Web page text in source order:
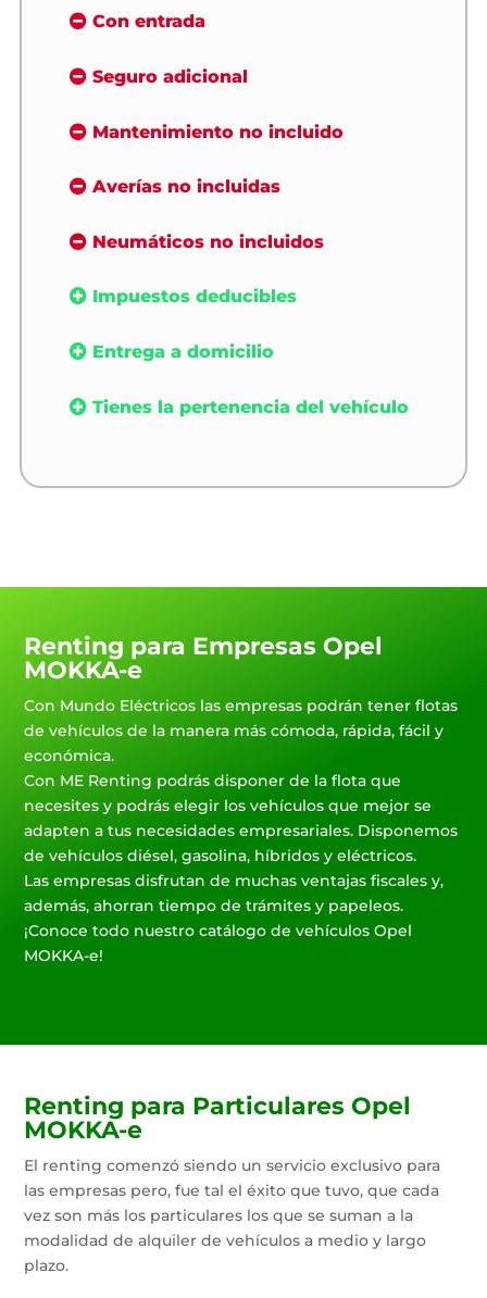
Con entrada
Seguro adicional
Mantenimiento no incluido
Averías no incluidas
Neumáticos no incluidos
Impuestos deducibles
Entrega a domicilio
Tienes la pertenencia del vehículo
Renting para Empresas Opel
MOKKA-e
Con Mundo Eléctricos las empresas podrán tener flotas
de vehículos de la manera más cómoda, rápida, fácil y
económica.
Con ME Renting podrás disponer de la flota que
necesites y podrás elegir los vehículos que mejor se
adapten a tus necesidades empresariales. Disponemos
de vehículos diésel, gasolina, híbridos y eléctricos.
Las empresas disfrutan de muchas ventajas fiscales y,
además, ahorran tiempo de trámites y papeleos.
¡Conoce todo nuestro catálogo de vehículos Opel
MOKKA-e!
Renting para Particulares Opel
MOKKA-e
El renting comenzó siendo un servicio exclusivo para
las empresas pero, fue tal el éxito que tuvo, que cada
vez son más los particulares los que se suman a la
modalidad de alquiler de vehículos a medio y largo
plazo.